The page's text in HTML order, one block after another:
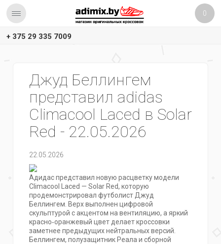
0
+ 375 29 335 7009
Джуд Беллингем
представил adidas
Climacool Laced в Solar
Red - 22.05.2026
22.05.2026
Адидас представил новую расцветку модели
Climacool Laced — Solar Red, которую
продемонстрировал футболист Джуд
Беллингем. Верх выполнен цифровой
скульптурой с акцентом на вентиляцию, а яркий
красно‑оранжевый цвет делает кроссовки
заметнее предыдущих нейтральных версий.
Беллингем, полузащитник Реала и сборной